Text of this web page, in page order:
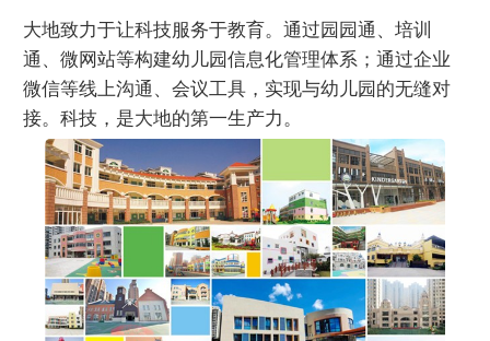
大地致力于让科技服务于教育。通过园园通、培训
通、微网站等构建幼儿园信息化管理体系；通过企业
微信等线上沟通、会议工具，实现与幼儿园的无缝对
接。科技，是大地的第一生产力。